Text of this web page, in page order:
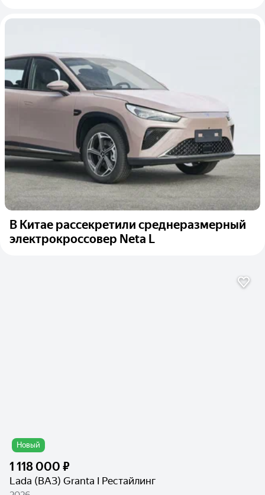
В Китае рассекретили среднеразмерный
электрокроссовер Neta L
Новый
1 118 000 ₽
Lada (ВАЗ) Granta I Рестайлинг